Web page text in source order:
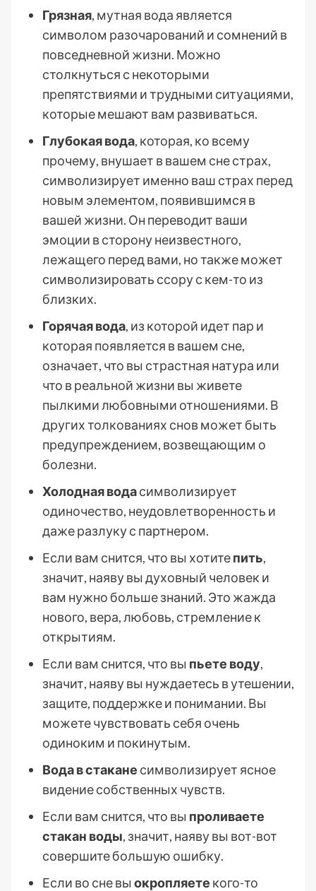
Грязная, мутная вода является
символом разочарований и сомнений в
повседневной жизни. Можно
столкнуться с некоторыми
препятствиями и трудными ситуациями,
которые мешают вам развиваться.
Глубокая вода, которая, ко всему
прочему, внушает в вашем сне страх,
символизирует именно ваш страх перед
новым элементом, появившимся в
вашей жизни. Он переводит ваши
эмоции в сторону неизвестного,
лежащего перед вами, но также может
символизировать ссору с кем-то из
близких.
Горячая вода, из которой идет пар и
которая появляется в вашем сне,
означает, что вы страстная натура или
что в реальной жизни вы живете
пылкими любовными отношениями. В
других толкованиях снов может быть
предупреждением, возвещающим о
болезни.
Холодная водасимволизирует
одиночество, неудовлетворенность и
даже разлуку с партнером.
Если вам снится, что вы хотитепить,
значит, наяву вы духовный человек и
вам нужно больше знаний. Это жажда
нового, вера, любовь, стремление к
открытиям.
Если вам снится, что вы пьете воду,
значит, наяву вы нуждаетесь в утешении,
защите, поддержке и понимании. Вы
можете чувствовать себя очень
одиноким и покинутым.
Вода в стакане символизирует ясное
видение собственных чувств.
Если вам снится, что вы проливаете
стакан воды, значит, наяву вы вот-вот
совершите большую ошибку.
Если во сне вы окропляете кого-то